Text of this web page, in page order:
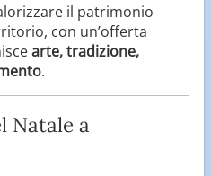
il patrimonio
con un’offerta
arte, tradizione,
.
Natale a